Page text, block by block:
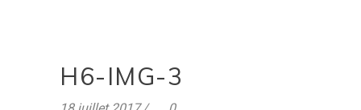
H6-IMG-3